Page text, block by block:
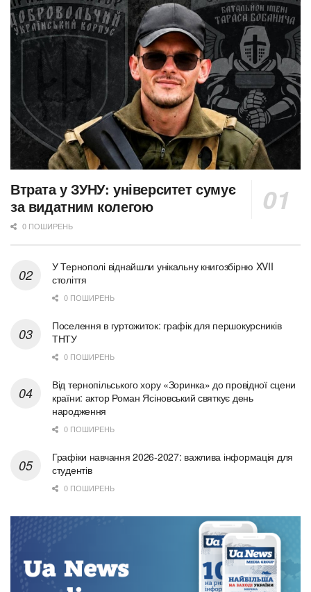
Втрата у ЗУНУ: університет сумує
за видатним колегою
0 ПОШИРЕНЬ
У Тернополі віднайшли унікальну книгозбірню XVII
століття
0 ПОШИРЕНЬ
Поселення в гуртожиток: графік для першокурсників
ТНТУ
0 ПОШИРЕНЬ
Від тернопільського хору «Зоринка» до провідної сцени
країни: актор Роман Ясіновський святкує день
народження
0 ПОШИРЕНЬ
Графіки навчання 2026-2027: важлива інформація для
студентів
0 ПОШИРЕНЬ